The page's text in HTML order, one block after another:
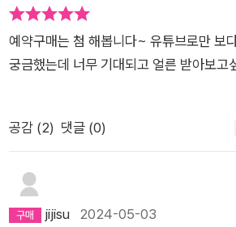
예약구매는 첨 해봅니다~ 유튜브로만 보
궁금했는데 너무 기대되고 얼른 받아보고
공감 (2) 댓글 (0)
jijisu 2024-05-03